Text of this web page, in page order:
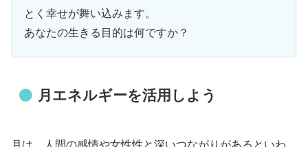
とく幸せが舞い込みます。
あなたの生きる目的は何ですか？
月エネルギーを活用しよう
月は、人間の感情や女性性と深いつながりがあるといわ